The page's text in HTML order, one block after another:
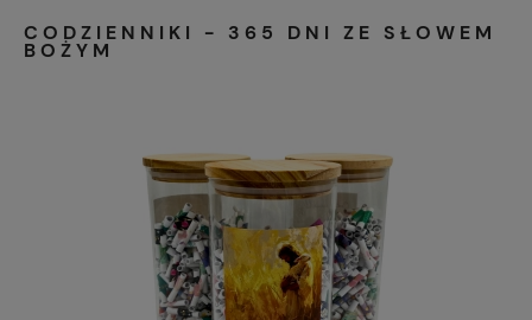
CODZIENNIKI - 365 DNI ZE SŁOWEM
BOŻYM